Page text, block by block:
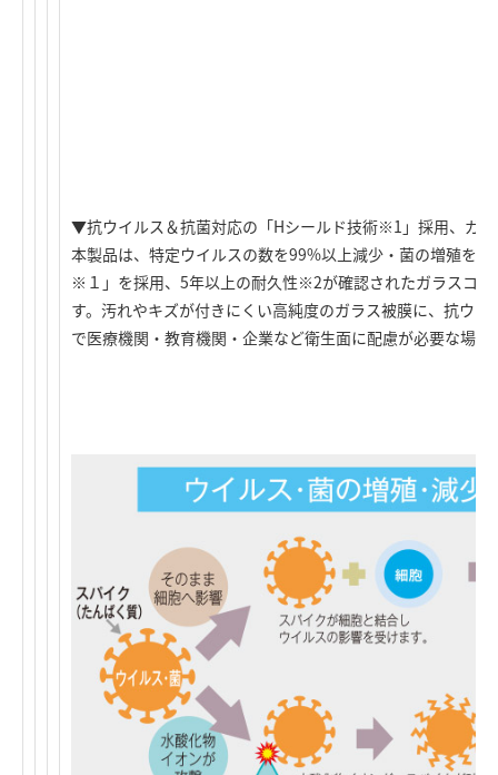
▼抗ウイルス＆抗菌対応の「Hシールド技術※1」採用、ガ
本製品は、特定ウイルスの数を99%以上減少・菌の増殖を
※１」を採用、5年以上の耐久性※2が確認されたガラスコー
す。汚れやキズが付きにくい高純度のガラス被膜に、抗ウ
で医療機関・教育機関・企業など衛生面に配慮が必要な場